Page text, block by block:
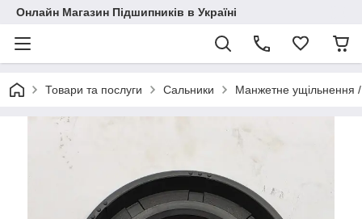
Онлайн Магазин Підшипників в Україні
Товари та послуги Сальники Манжетне ущільнення